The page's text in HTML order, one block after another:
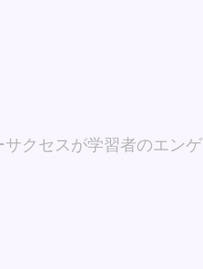
クセスが学習者のエン